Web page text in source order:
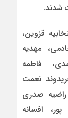
شدند.
قزوین،
مهدیه
فاطمه
نعمت
راضیه صدری
افسانه